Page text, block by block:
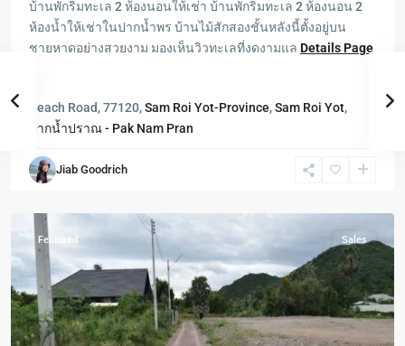
บ้านพักริมทะเล 2 ห้องนอนให้เช่า บ้านพักริมทะเล 2 ห้องนอน 2
ห้องน้ำให้เช่าในปากน้ำพร บ้านไม้สักสองชั้นหลังนี้ตั้งอยู่บน
ชายหาดอย่างสวยงาม มองเห็นวิวทะเลที่งดงามแล Details Page
Beach Road, 77120,Sam Roi Yot-Province,Sam Roi Yot,
ปากน้ำปราณ - Pak Nam Pran
Jiab Goodrich
ปราณ
Pak
Nam
Featured Sales